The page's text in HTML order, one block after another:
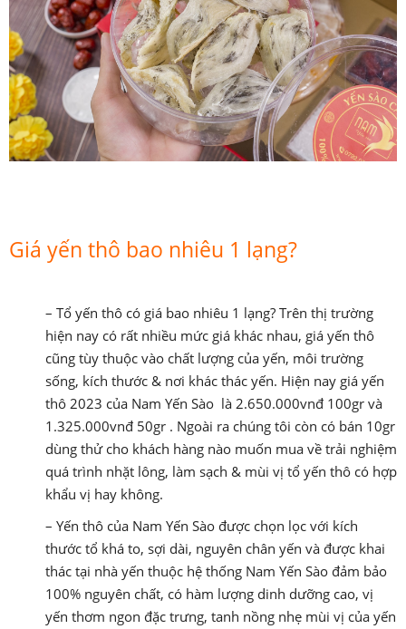
Giá yến thô bao nhiêu 1 lạng?
– Tổ yến thô có giá bao nhiêu 1 lạng? Trên thị trường
hiện nay có rất nhiều mức giá khác nhau, giá yến thô
cũng tùy thuộc vào chất lượng của yến, môi trường
sống, kích thước & nơi khác thác yến. Hiện nay giá yến
thô 2023 của Nam Yến Sào là 2.650.000vnđ 100gr và
1.325.000vnđ 50gr . Ngoài ra chúng tôi còn có bán 10gr
dùng thử cho khách hàng nào muốn mua về trải nghiệm
quá trình nhặt lông, làm sạch & mùi vị tổ yến thô có hợp
khẩu vị hay không.
– Yến thô của Nam Yến Sào được chọn lọc với kích
thước tổ khá to, sợi dài, nguyên chân yến và được khai
thác tại nhà yến thuộc hệ thống Nam Yến Sào đảm bảo
100% nguyên chất, có hàm lượng dinh dưỡng cao, vị
yến thơm ngon đặc trưng, tanh nồng nhẹ mùi vị của yến